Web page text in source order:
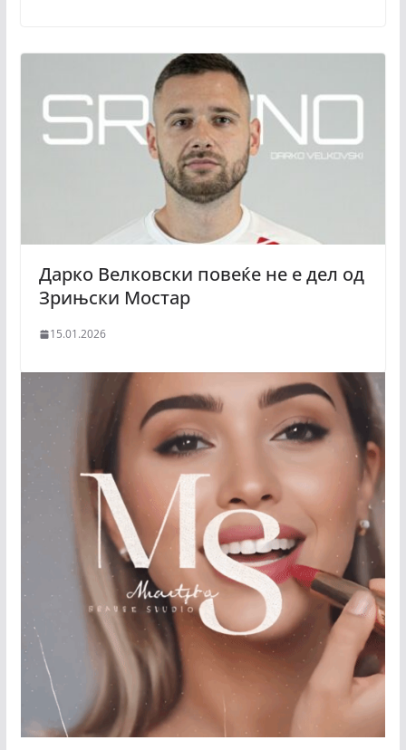
Дарко Велковски повеќе не е дел од
Зрињски Мостар
15.01.2026